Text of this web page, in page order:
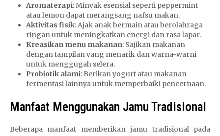
Aromaterapi: Minyak esensial seperti peppermint
atau lemon dapat merangsang nafsu makan.
Aktivitas fisik: Ajak anak bermain atau berolahraga
ringan untuk meningkatkan energi dan rasa lapar.
Kreasikan menu makanan: Sajikan makanan
dengan tampilan yang menarik dan warna-warni
untuk menggugah selera.
Probiotik alami: Berikan yogurt atau makanan
fermentasi lainnya untuk memperbaiki pencernaan.
Manfaat Menggunakan Jamu Tradisional
Beberapa manfaat memberikan jamu tradisional pada